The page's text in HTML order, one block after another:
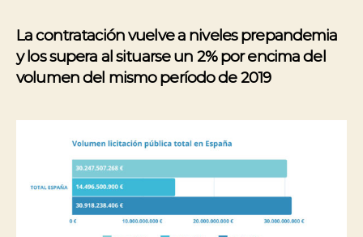
La contratación vuelve a niveles prepandemia
y los supera al situarse un 2% por encima del
volumen del mismo período de 2019